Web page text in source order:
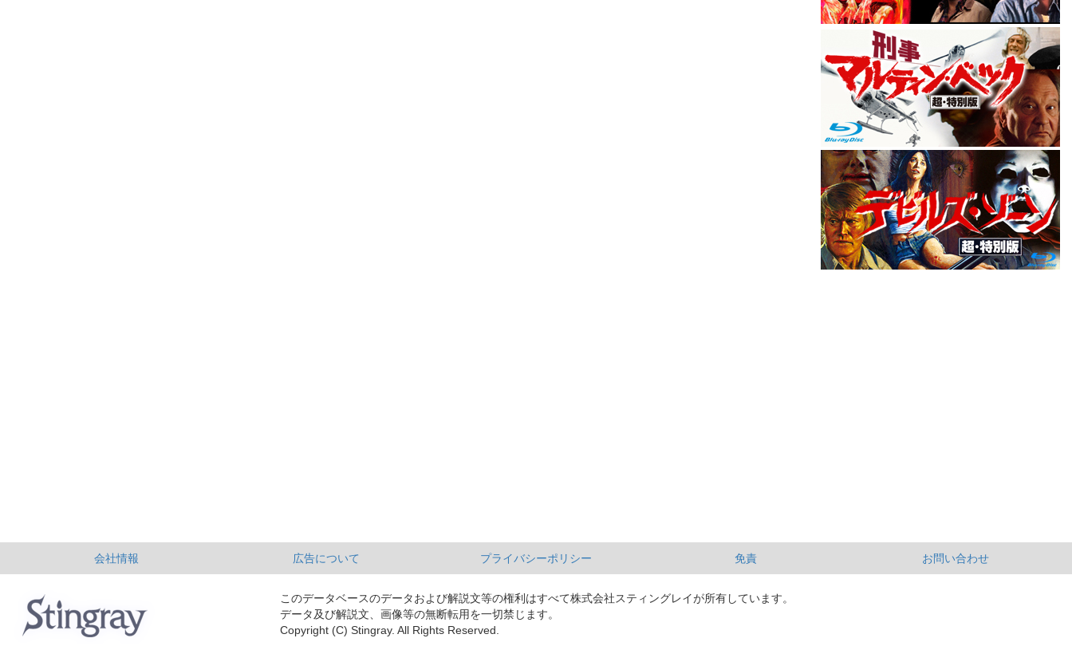
会社情報 広告について プライバシーポリシー 免責 お問い合わせ
このデータベースのデータおよび解説文等の権利はすべて株式会社スティングレイが所有しています。
データ及び解説文、画像等の無断転用を一切禁じます。
Copyright (C) Stingray. All Rights Reserved.